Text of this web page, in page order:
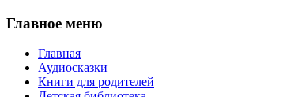
Главное меню
Главная
Аудиосказки
Книги для родителей